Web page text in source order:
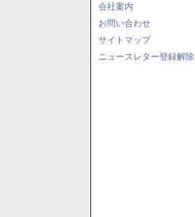
会社案内
お問い合わせ
サイトマップ
ニュースレター登録解除